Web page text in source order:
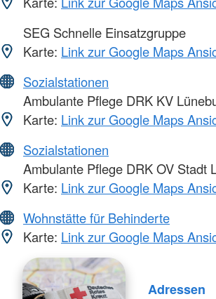
SEG Schnelle Einsatzgruppe
Karte: Link zur Google Maps
Sozialstationen
Ambulante Pflege DRK KV
Karte: Link zur Google Maps
Sozialstationen
Ambulante Pflege DRK OV Stadt
Karte: Link zur Google Maps
Wohnstätte für Behinderte
Karte: Link zur Google Maps
Adressen